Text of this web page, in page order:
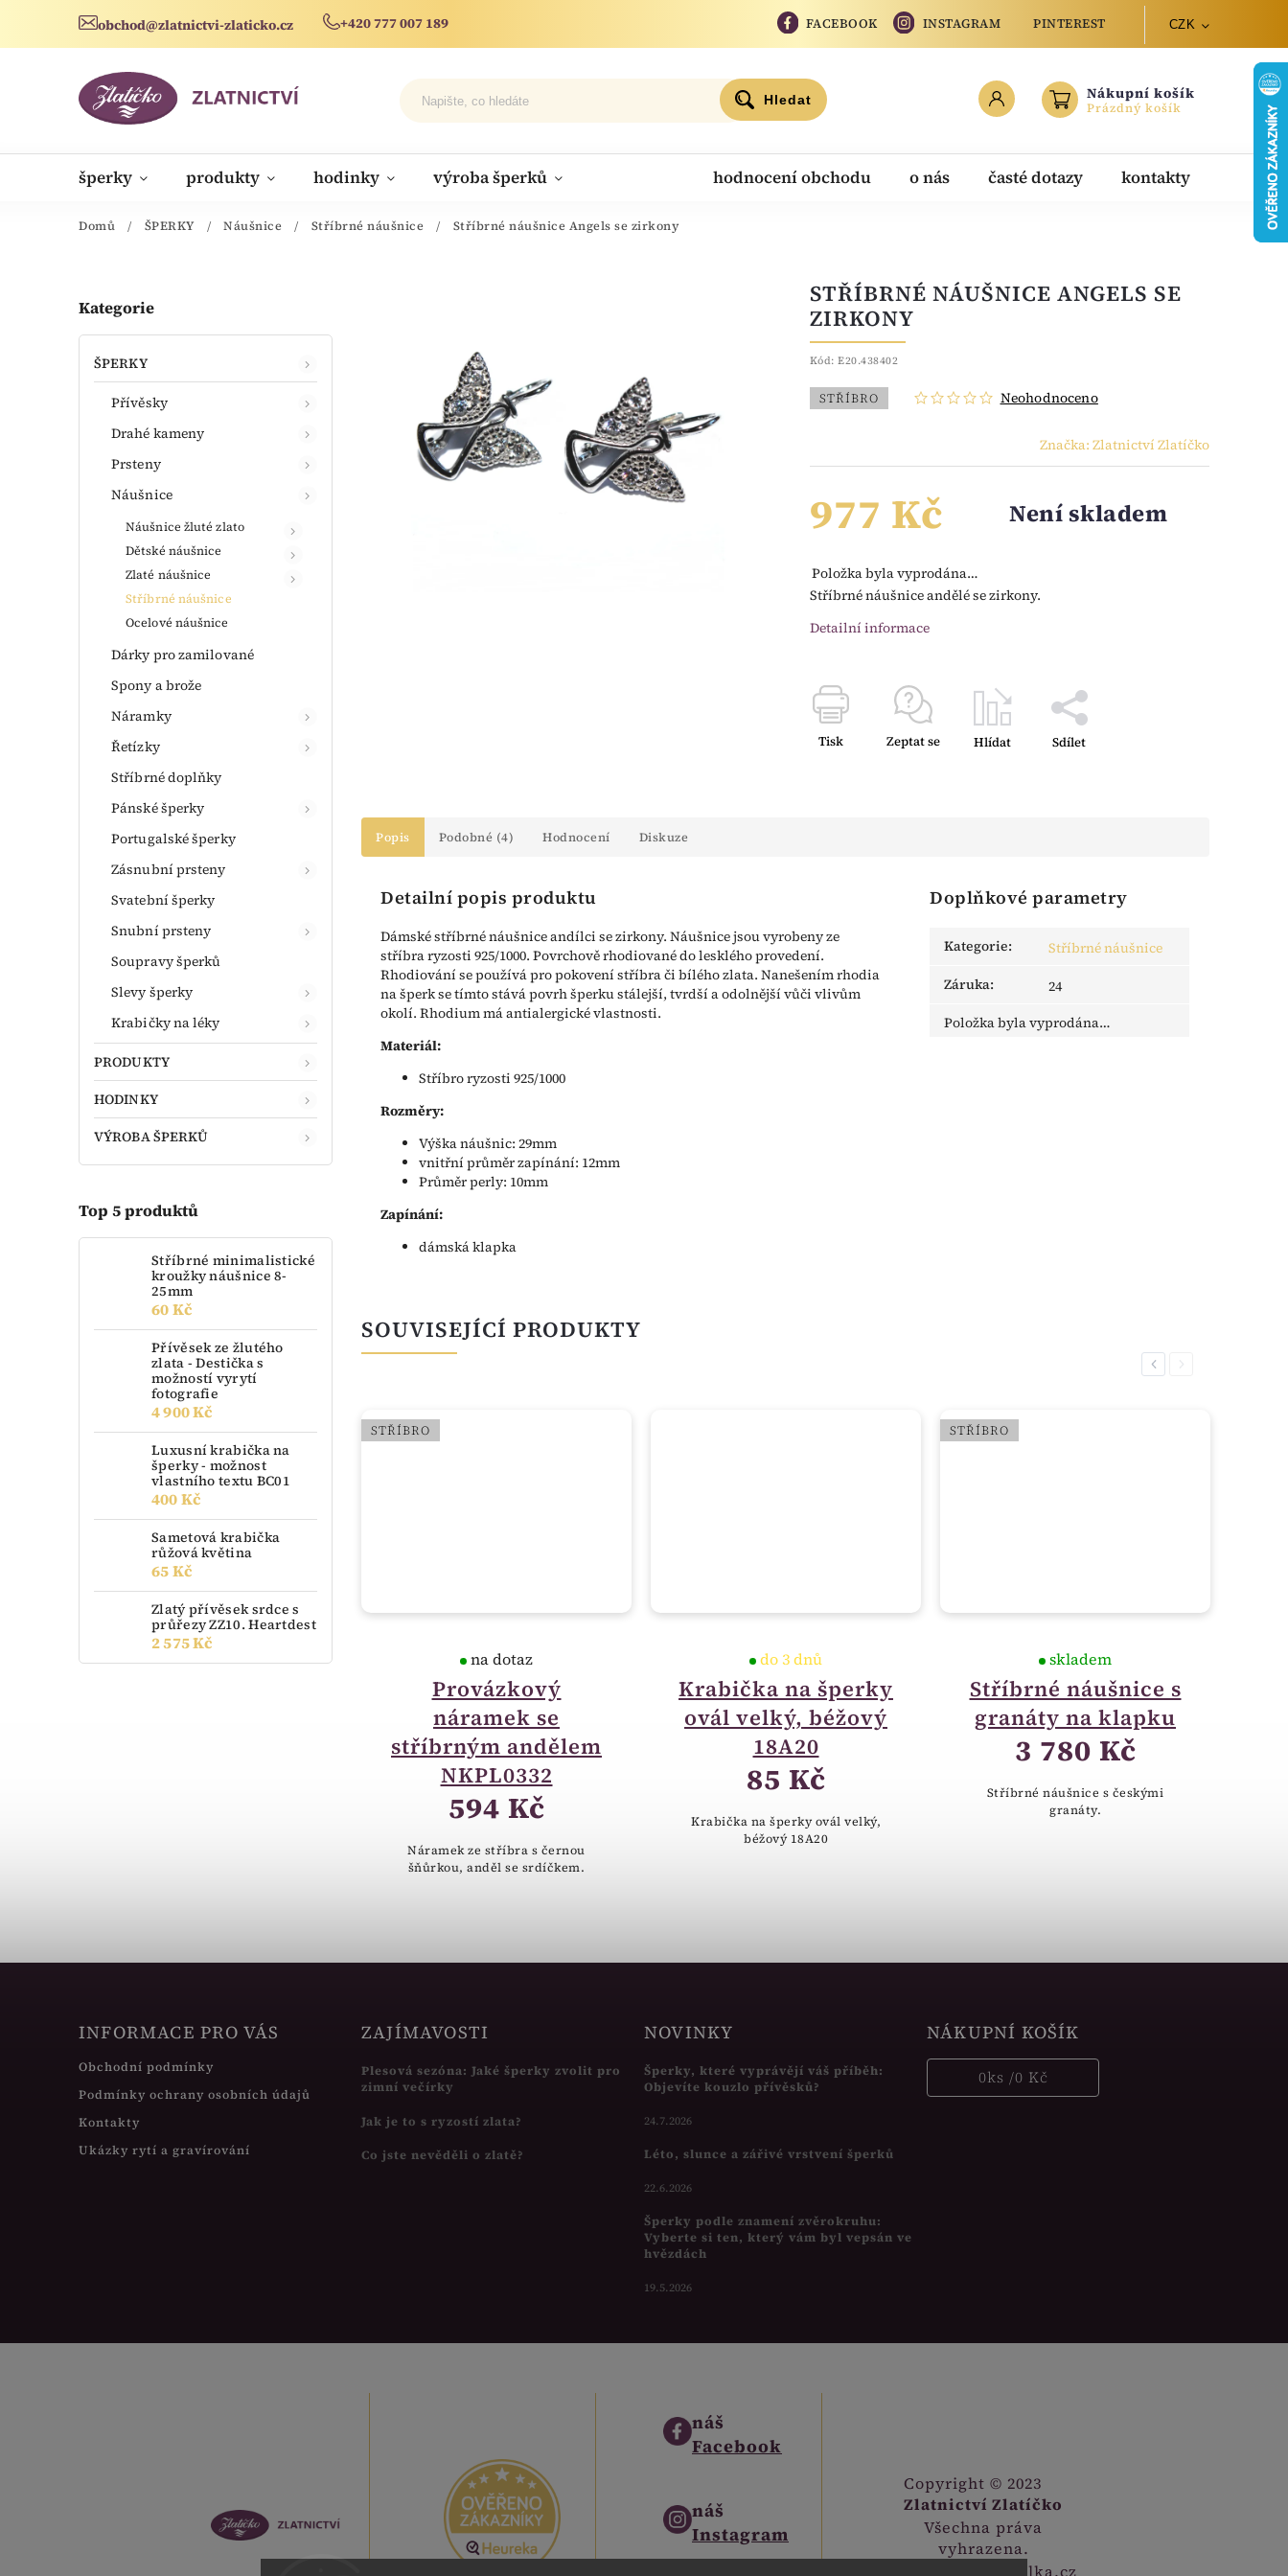
obchod@zlatnictvi-zlaticko.cz +420 777 007 189 FACEBOOK INSTAGRAM PINTEREST CZK
Hledat Nákupní košík
Prázdný košík
šperky produkty hodinky výroba šperků hodnocení obchodu o nás časté dotazy kontakty
novinky
Domů / ŠPERKY / Náušnice / Stříbrné náušnice / Stříbrné náušnice Angels se zirkony
Kategorie
ŠPERKY
Přívěsky
Drahé kameny
Prsteny
Náušnice
Náušnice žluté zlato
Dětské náušnice
Zlaté náušnice
Stříbrné náušnice
Ocelové náušnice
Dárky pro zamilované
Spony a brože
Náramky
Řetízky
Stříbrné doplňky
Pánské šperky
Portugalské šperky
Zásnubní prsteny
Svatební šperky
Snubní prsteny
Soupravy šperků
Slevy šperky
Krabičky na léky
PRODUKTY
HODINKY
VÝROBA ŠPERKŮ
Top 5 produktů
Stříbrné minimalistické
kroužky náušnice 8-
25mm
60 Kč
Přívěsek ze žlutého
zlata - Destička s
možností vyrytí
fotografie
4 900 Kč
Luxusní krabička na
šperky - možnost
vlastního textu BC01
400 Kč
Sametová krabička
růžová květina
65 Kč
Zlatý přívěsek srdce s
průřezy ZZ10. Heartdest
2 575 Kč
STŘÍBRNÉ NÁUŠNICE ANGELS SE
ZIRKONY
Kód: E20.438402
STŘÍBRO Neohodnoceno
Značka: Zlatnictví Zlatíčko
977 Kč Není skladem
Položka byla vyprodána…
Stříbrné náušnice andělé se zirkony.
Detailní informace
Tisk Zeptat se Hlídat Sdílet
Popis Podobné (4) Hodnocení Diskuze
Detailní popis produktu
Dámské stříbrné náušnice andílci se zirkony. Náušnice jsou vyrobeny ze
stříbra ryzosti 925/1000. Povrchově rhodiované do lesklého provedení.
Rhodiování se používá pro pokovení stříbra či bílého zlata. Nanešením rhodia
na šperk se tímto stává povrh šperku stálejší, tvrdší a odolnější vůči vlivům
okolí. Rhodium má antialergické vlastnosti.
Materiál:
Stříbro ryzosti 925/1000
Rozměry:
Výška náušnic: 29mm
vnitřní průměr zapínání: 12mm
Průměr perly: 10mm
Zapínání:
dámská klapka
Doplňkové parametry
Kategorie:
Stříbrné náušnice
Záruka:
24
Položka byla vyprodána…
SOUVISEJÍCÍ PRODUKTY
Previous
STŘÍBRO
vyprodáno
STŘÍBRO
Provázkový
náramek se
stříbrným andělem
NKPL0332
na dotaz
594 Kč
Náramek ze stříbra s černou
šňůrkou, anděl se srdíčkem.
Krabička na šperky
ovál velký, béžový
18A20
do 3 dnů
85 Kč
Krabička na šperky ovál velký,
béžový 18A20
STŘÍBRO
Stříbrné náušnice s
granáty na klapku
skladem
3 780 Kč
Stříbrné náušnice s českými
granáty.
Next
INFORMACE PRO VÁS
Obchodní podmínky
Podmínky ochrany osobních údajů
Kontakty
Ukázky rytí a gravírování
ZAJÍMAVOSTI
Plesová sezóna: Jaké šperky zvolit pro
zimní večírky
Jak je to s ryzostí zlata?
Co jste nevěděli o zlatě?
NOVINKY
Šperky, které vyprávějí váš příběh:
Objevíte kouzlo přívěsků?
24.7.2026
Léto, slunce a zářivé vrstvení šperků
22.6.2026
Šperky podle znamení zvěrokruhu:
Vyberte si ten, který vám byl vepsán ve
hvězdách
19.5.2026
NÁKUPNÍ KOŠÍK
0ks /0 Kč
náš
Facebook
náš
Instagram
Copyright © 2023
Zlatnictví Zlatíčko
Všechna práva
vyhrazena.
Digitalka.cz